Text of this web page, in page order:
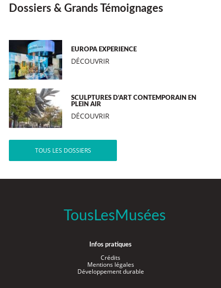
Dossiers & Grands Témoignages
EUROPA EXPERIENCE
DÉCOUVRIR
SCULPTURES D’ART CONTEMPORAIN EN
PLEIN AIR
DÉCOUVRIR
TOUS LES DOSSIERS
TousLesMusées
Infos pratiques
Crédits
Mentions légales
Développement durable